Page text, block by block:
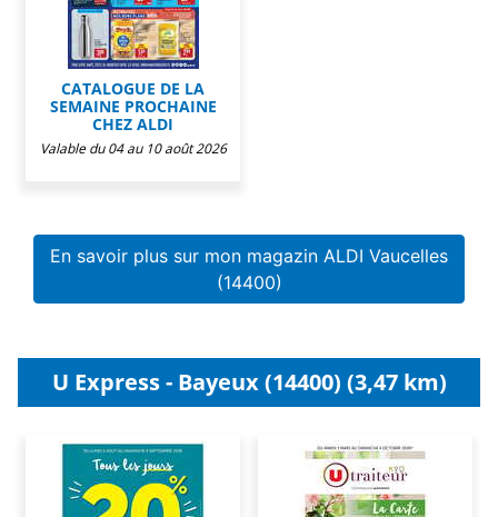
CATALOGUE DE LA
SEMAINE PROCHAINE
CHEZ ALDI
Valable du 04 au 10 août 2026
En savoir plus sur mon magazin ALDI Vaucelles
(14400)
U Express - Bayeux (14400) (3,47 km)